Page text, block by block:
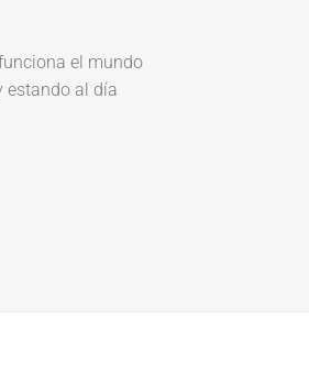
el mundo
estando al día